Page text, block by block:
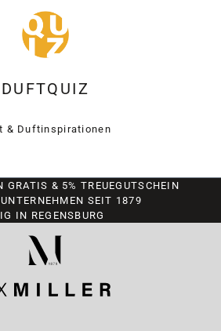
DUFTQUIZ
& Duftinspirationen
GRATIS & 5% TREUEGUTSCHEIN
SEIT 1879
IN REGENSBURG